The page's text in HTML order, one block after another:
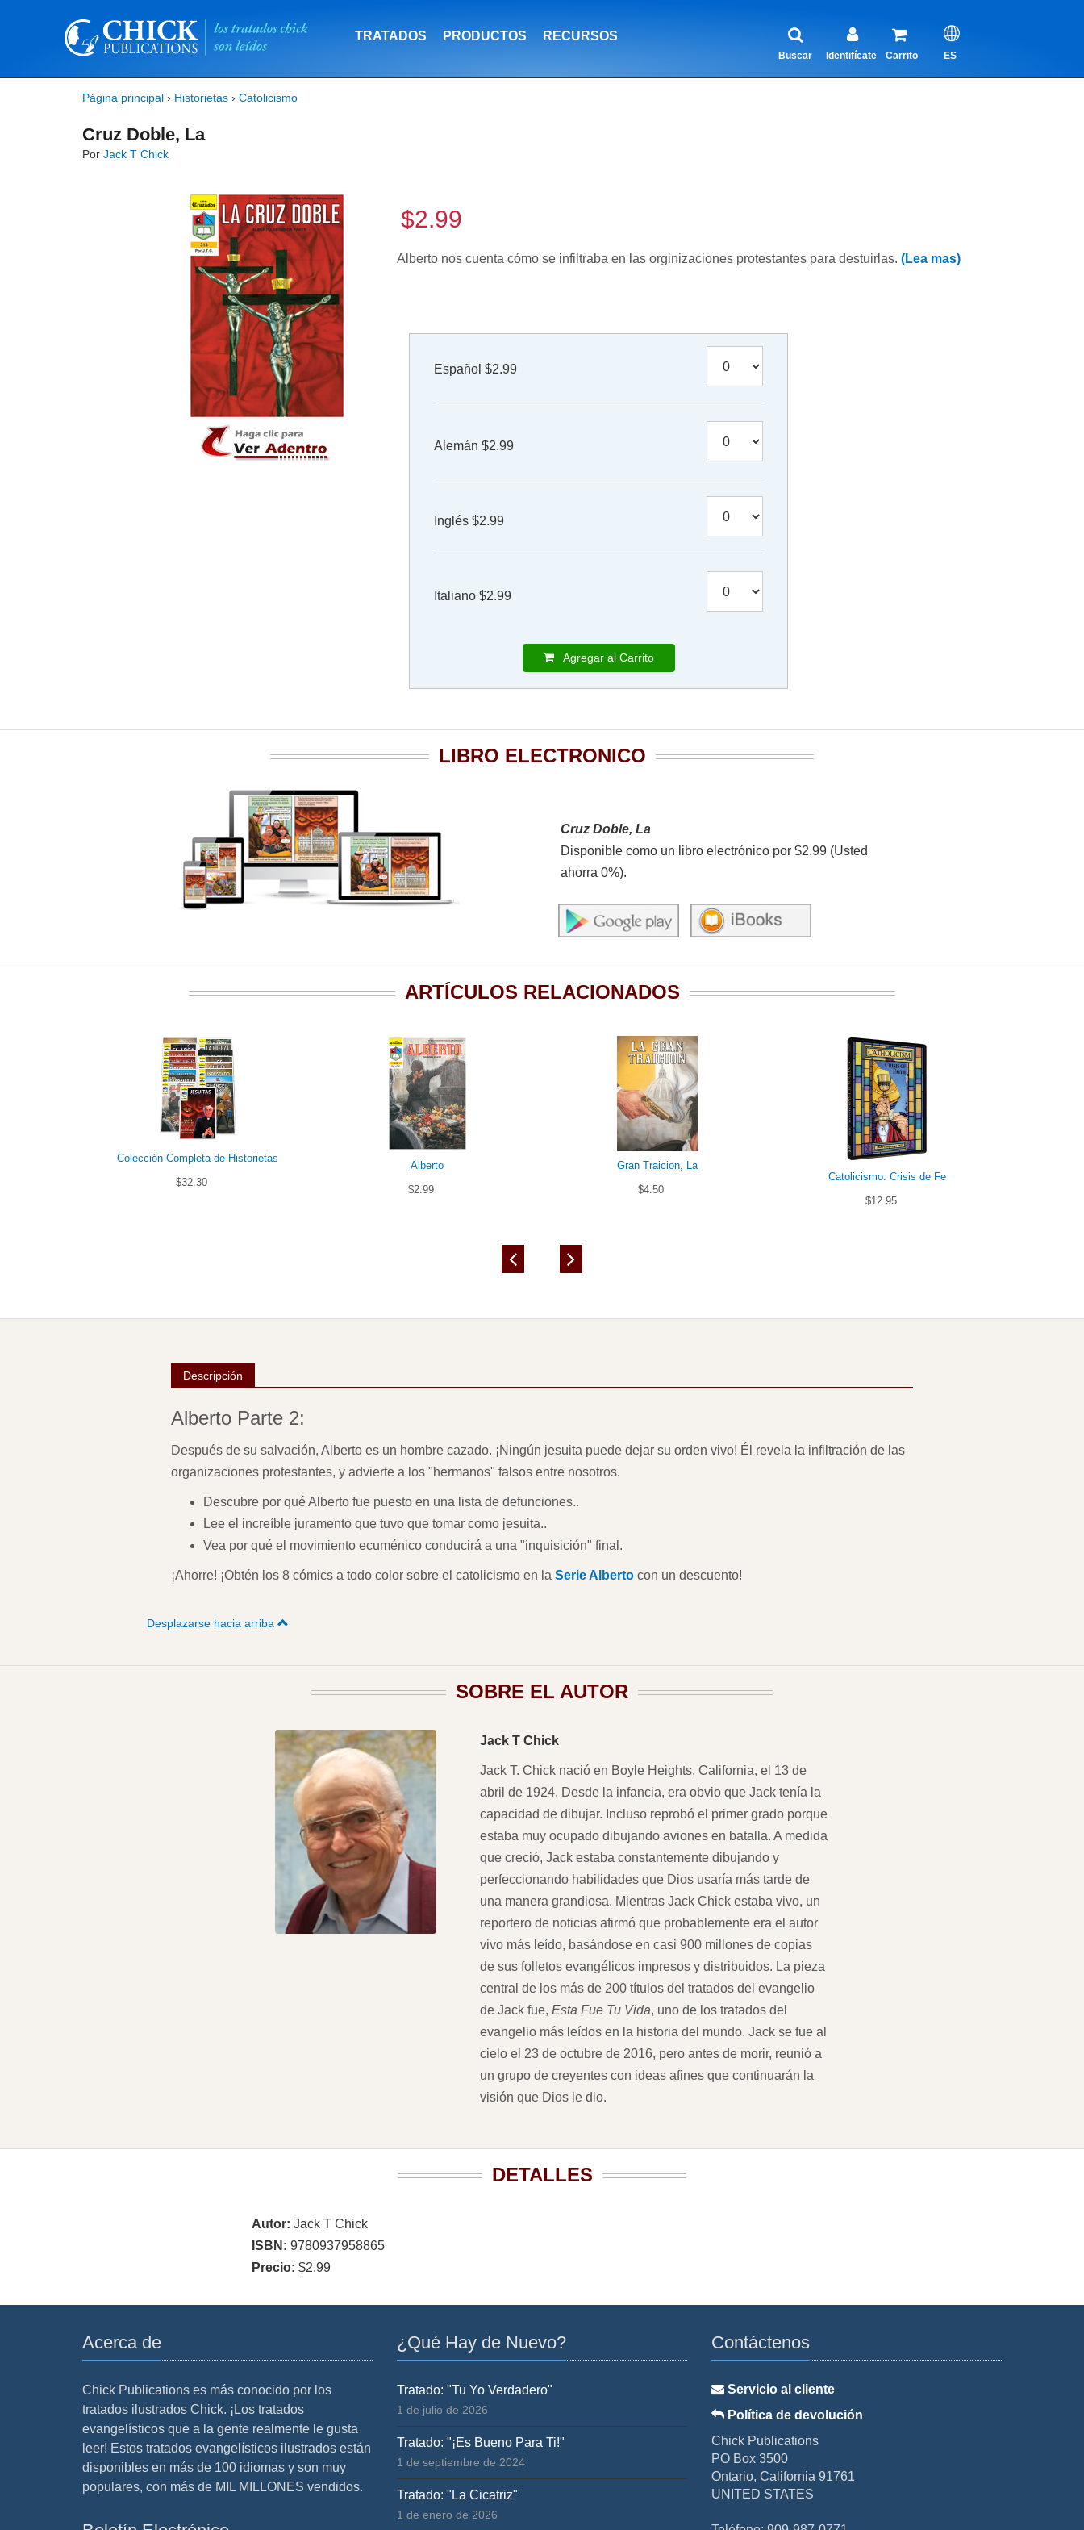
TRATADOS PRODUCTOS RECURSOS
Buscar Identifícate Carrito ES
Página principal › Historietas › Catolicismo
Cruz Doble, La
Por Jack T Chick
$2.99
Alberto nos cuenta cómo se infiltraba en las orginizaciones protestantes para destuirlas. (Lea mas)
Español $2.99
Alemán $2.99
Inglés $2.99
Italiano $2.99
Agregar al Carrito
LIBRO ELECTRONICO
Cruz Doble, La
Disponible como un libro electrónico por $2.99 (Usted
ahorra 0%).
ARTÍCULOS RELACIONADOS
Colección Completa de Historietas
$32.30
Alberto
$2.99
Gran Traicion, La
$4.50
Catolicismo: Crisis de Fe
$12.95
Descripción
Alberto Parte 2:
Después de su salvación, Alberto es un hombre cazado. ¡Ningún jesuita puede dejar su orden vivo! Él revela la infiltración de las
organizaciones protestantes, y advierte a los "hermanos" falsos entre nosotros.
Descubre por qué Alberto fue puesto en una lista de defunciones..
Lee el increíble juramento que tuvo que tomar como jesuita..
Vea por qué el movimiento ecuménico conducirá a una "inquisición" final.
¡Ahorre! ¡Obtén los 8 cómics a todo color sobre el catolicismo en la Serie Alberto con un descuento!
Desplazarse hacia arriba
SOBRE EL AUTOR
Jack T Chick
Jack T. Chick nació en Boyle Heights, California, el 13 de
abril de 1924. Desde la infancia, era obvio que Jack tenía la
capacidad de dibujar. Incluso reprobó el primer grado porque
estaba muy ocupado dibujando aviones en batalla. A medida
que creció, Jack estaba constantemente dibujando y
perfeccionando habilidades que Dios usaría más tarde de
una manera grandiosa. Mientras Jack Chick estaba vivo, un
reportero de noticias afirmó que probablemente era el autor
vivo más leído, basándose en casi 900 millones de copias
de sus folletos evangélicos impresos y distribuidos. La pieza
central de los más de 200 títulos del tratados del evangelio
de Jack fue, Esta Fue Tu Vida, uno de los tratados del
evangelio más leídos en la historia del mundo. Jack se fue al
cielo el 23 de octubre de 2016, pero antes de morir, reunió a
un grupo de creyentes con ideas afines que continuarán la
visión que Dios le dio.
DETALLES
Autor: Jack T Chick
ISBN: 9780937958865
Precio: $2.99
Acerca de
Chick Publications es más conocido por los
tratados ilustrados Chick. ¡Los tratados
evangelísticos que a la gente realmente le gusta
leer! Estos tratados evangelísticos ilustrados están
disponibles en más de 100 idiomas y son muy
populares, con más de MIL MILLONES vendidos.
¿Qué Hay de Nuevo?
Tratado: "Tu Yo Verdadero"
1 de julio de 2026
Tratado: "¡Es Bueno Para Ti!"
1 de septiembre de 2024
Tratado: "La Cicatriz"
1 de enero de 2026
Contáctenos
Servicio al cliente
Política de devolución
Chick Publications
PO Box 3500
Ontario, California 91761
UNITED STATES